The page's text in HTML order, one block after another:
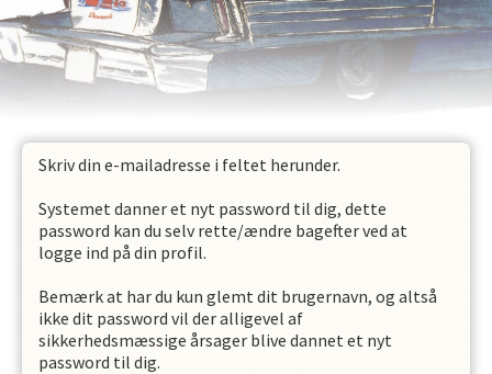
Skriv din e-mailadresse i feltet herunder.
Systemet danner et nyt password til dig, dette
password kan du selv rette/ændre bagefter ved at
logge ind på din profil.
Bemærk at har du kun glemt dit brugernavn, og altså
ikke dit password vil der alligevel af
sikkerhedsmæssige årsager blive dannet et nyt
password til dig.